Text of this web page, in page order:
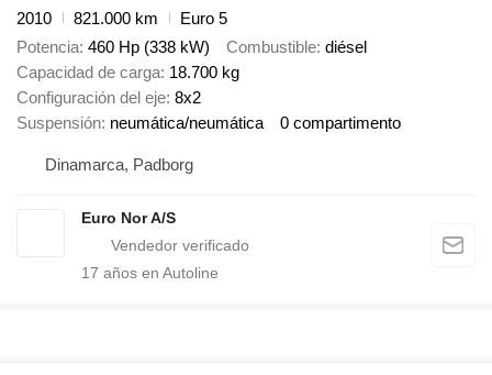
2010
821.000 km
Euro 5
Potencia 460 Hp (338 kW) Combustible diésel
Capacidad de carga 18.700 kg
Configuración del eje 8x2
Suspensión neumática/neumática 0 compartimento
Dinamarca, Padborg
Euro Nor A/S
17 años en Autoline